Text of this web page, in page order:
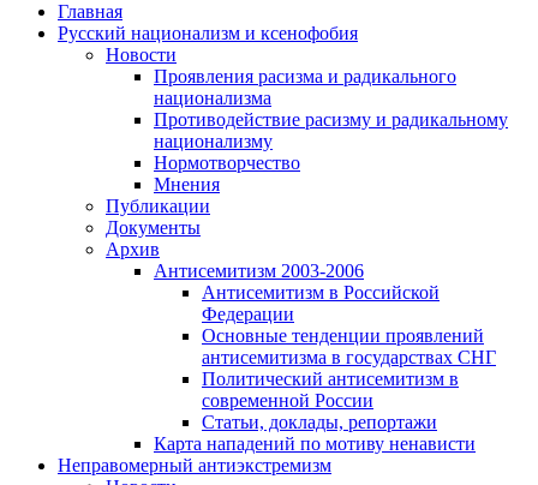
Главная
Русский национализм и ксенофобия
Новости
Проявления расизма и радикального
национализма
Противодействие расизму и радикальному
национализму
Нормотворчество
Мнения
Публикации
Документы
Архив
Антисемитизм 2003-2006
Антисемитизм в Российской
Федерации
Основные тенденции проявлений
антисемитизма в государствах СНГ
Политический антисемитизм в
современной России
Статьи, доклады, репортажи
Карта нападений по мотиву ненависти
Неправомерный антиэкстремизм